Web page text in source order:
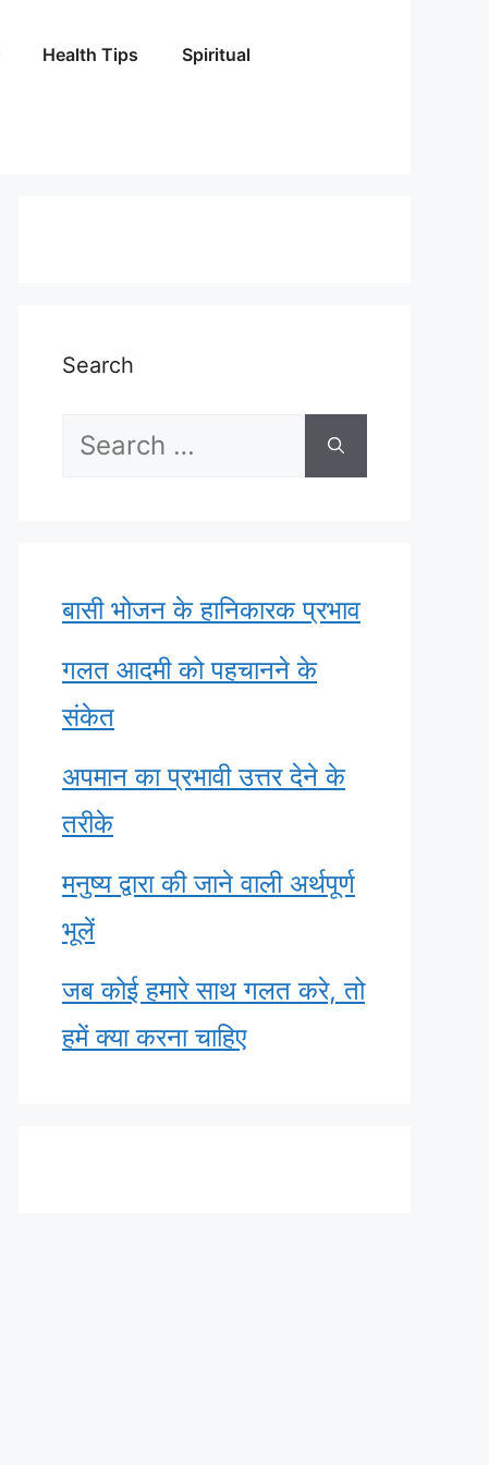
Health Tips Spiritual
Search
Search
बासी भोजन के हानिकारक प्रभाव
गलत आदमी को पहचानने के
संकेत
अपमान का प्रभावी उत्तर देने के
तरीके
मनुष्य द्वारा की जाने वाली अर्थपूर्ण
भूलें
जब कोई हमारे साथ गलत करे, तो
हमें क्या करना चाहिए